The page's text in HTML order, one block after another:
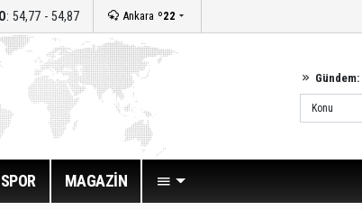
: 54,77 - 54,87 Ankara º22
Gündem:
SPOR MAGAZİN